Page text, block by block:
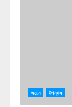
অচেন উপন্যাস